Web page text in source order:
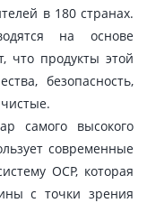
в 180 странах.
на основе
что продукты этой
безопасность,
самого высокого
современные
OCP, которая
с точки зрения